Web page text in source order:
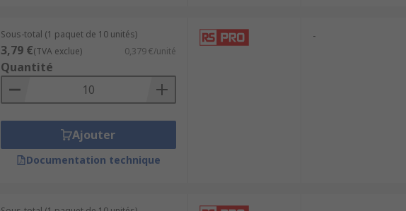
Sous-total (1 paquet de 10 unités)
3,79 €(TVA exclue) 0,379 €/unité
Quantité
Ajouter
Documentation technique
-